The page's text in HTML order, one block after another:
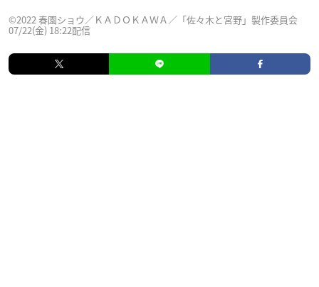
©2022 春園ショウ／ＫＡＤＯＫＡＷＡ／「佐々木と宮野」製作委員会
07/22(金) 18:22配信